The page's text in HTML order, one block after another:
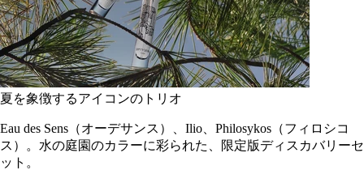
夏を象徴するアイコンのトリオ
Eau des Sens（オーデサンス）、Ilio、Philosykos（フィロシコ
ス）。水の庭園のカラーに彩られた、限定版ディスカバリーセ
ット。